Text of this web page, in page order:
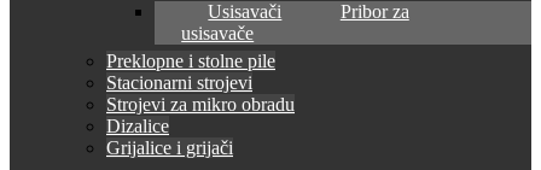
Usisavači
Pribor za
usisavače
Preklopne i stolne pile
Stacionarni strojevi
Strojevi za mikro obradu
Dizalice
Grijalice i grijači